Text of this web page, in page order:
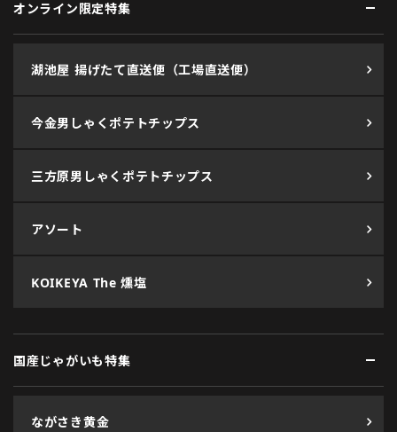
オンライン限定特集
湖池屋 揚げたて直送便（工場直送便）
今金男しゃくポテトチップス
三方原男しゃくポテトチップス
アソート
KOIKEYA The 燻塩
国産じゃがいも特集
ながさき黄金